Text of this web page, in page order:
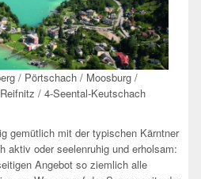
/ Pörtschach / Moosburg /
/ 4-Seental-Keutschach
gemütlich mit der typischen Kärntner
aktiv oder seelenruhig und erholsam:
Angebot so ziemlich alle